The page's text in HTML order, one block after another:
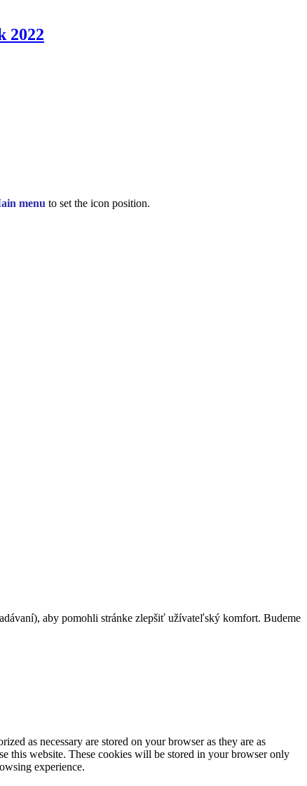
2022
menu to set the icon position.
aby pomohli stránke zlepšiť užívateľský komfort. Budeme
as necessary are stored on your browser as they are as
this website. These cookies will be stored in your browser only
experience.